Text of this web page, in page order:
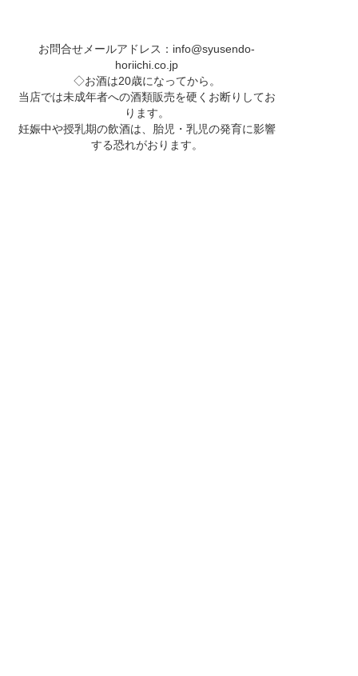
お問合せメールアドレス： info@syusendo-
horiichi.co.jp
◇お酒は20歳になってから。
当店では未成年者への酒類販売を硬くお断りしてお
ります。
妊娠中や授乳期の飲酒は、胎児・乳児の発育に影響
する恐れがおります。